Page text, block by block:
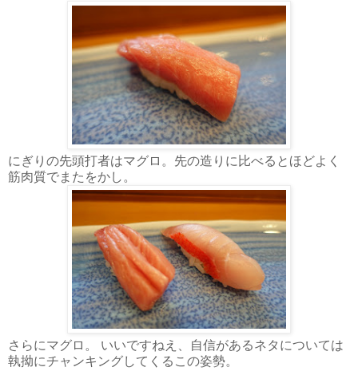
にぎりの先頭打者はマグロ。先の造りに比べるとほどよく
筋肉質でまたをかし。
さらにマグロ。 いいですねえ、自信があるネタについては
執拗にチャンキングしてくるこの姿勢。